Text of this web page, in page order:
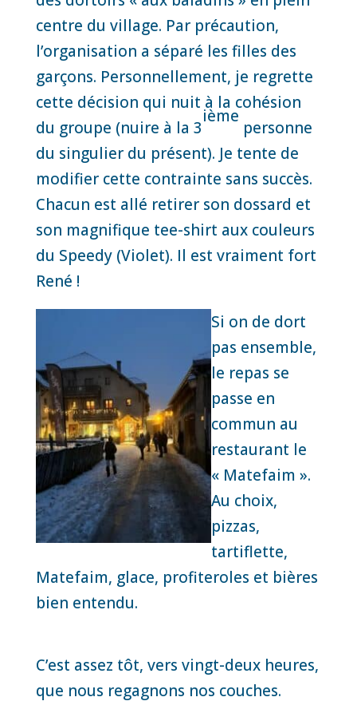
centre du village. Par précaution,
l’organisation a séparé les filles des
garçons. Personnellement, je regrette
cette décision qui nuit à la cohésion
du groupe (nuire à la 3
ième
personne
du singulier du présent). Je tente de
modifier cette contrainte sans succès.
Chacun est allé retirer son dossard et
son magnifique tee-shirt aux couleurs
du Speedy (Violet). Il est vraiment fort
René !
Si on de dort
pas ensemble,
le repas se
passe en
commun au
restaurant le
« Matefaim ».
Au choix,
pizzas,
tartiflette,
Matefaim, glace, profiteroles et bières
bien entendu.
C’est assez tôt, vers vingt-deux heures,
que nous regagnons nos couches.